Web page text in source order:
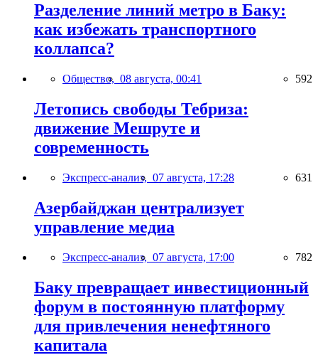
Разделение линий метро в Баку:
как избежать транспортного
коллапса?
Общество, 08 августа, 00:41 592
Летопись свободы Тебриза:
движение Мешруте и
современность
Экспресс-анализ, 07 августа, 17:28 631
Азербайджан централизует
управление медиа
Экспресс-анализ, 07 августа, 17:00 782
Баку превращает инвестиционный
форум в постоянную платформу
для привлечения ненефтяного
капитала